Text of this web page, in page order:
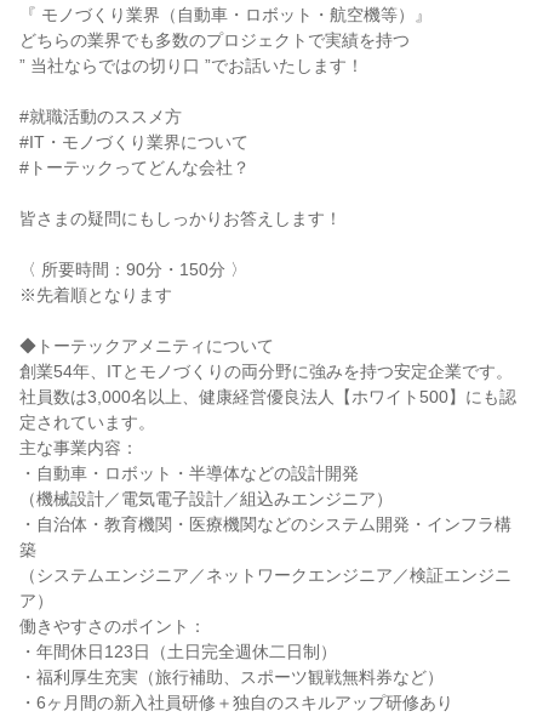
『 モノづくり業界（自動車・ロボット・航空機等）』
どちらの業界でも多数のプロジェクトで実績を持つ
” 当社ならではの切り口 ”でお話いたします！
#就職活動のススメ方
#IT・モノづくり業界について
#トーテックってどんな会社？
皆さまの疑問にもしっかりお答えします！
〈 所要時間：90分・150分 〉
※先着順となります
◆トーテックアメニティについて
創業54年、ITとモノづくりの両分野に強みを持つ安定企業です。
社員数は3,000名以上、健康経営優良法人【ホワイト500】にも認
定されています。
主な事業内容：
・自動車・ロボット・半導体などの設計開発
（機械設計／電気電子設計／組込みエンジニア）
・自治体・教育機関・医療機関などのシステム開発・インフラ構
築
（システムエンジニア／ネットワークエンジニア／検証エンジニ
ア）
働きやすさのポイント：
・年間休日123日（土日完全週休二日制）
・福利厚生充実（旅行補助、スポーツ観戦無料券など）
・6ヶ月間の新入社員研修＋独自のスキルアップ研修あり